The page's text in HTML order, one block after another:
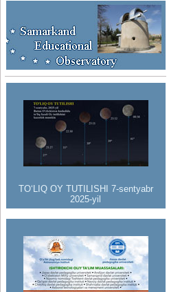
TO‘LIQ OY TUTILISHI 7-sentyabr
2025-yil